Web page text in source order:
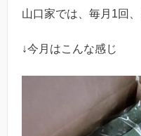
山口家では、毎月1回
↓今月はこんな感じ